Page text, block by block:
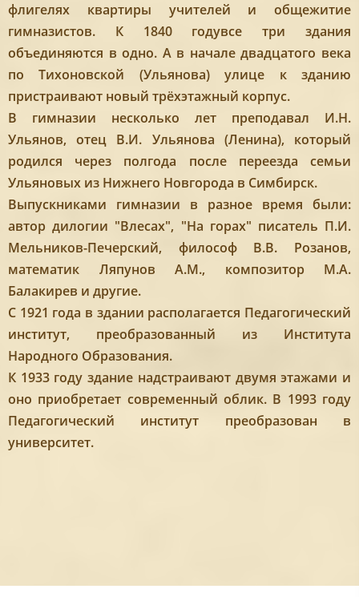
флигелях квартиры учителей и общежитие
гимназистов. К 1840 годувсе три здания
объединяются в одно. А в начале двадцатого века
по Тихоновской (Ульянова) улице к зданию
пристраивают новый трёхэтажный корпус.
В гимназии несколько лет преподавал И.Н.
Ульянов, отец В.И. Ульянова (Ленина), который
родился через полгода после переезда семьи
Ульяновых из Нижнего Новгорода в Симбирск.
Выпускниками гимназии в разное время были:
автор дилогии "Влесах", "На горах" писатель П.И.
Мельников-Печерский, философ В.В. Розанов,
математик Ляпунов А.М., композитор М.А.
Балакирев и другие.
С 1921 года в здании располагается Педагогический
институт, преобразованный из Института
Народного Образования.
К 1933 году здание надстраивают двумя этажами и
оно приобретает современный облик. В 1993 году
Педагогический институт преобразован в
университет.